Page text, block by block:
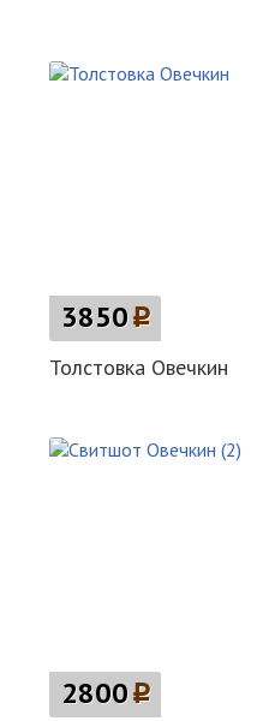
3850p
Толстовка Овечкин
2800p